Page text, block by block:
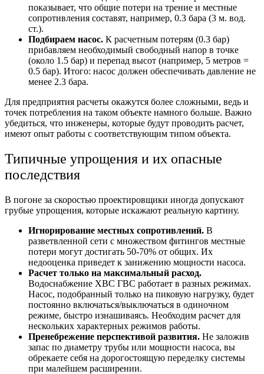
показывает, что общие потери на трение и местные
сопротивления составят, например, 0.3 бара (3 м. вод.
ст.).
Подбираем насос. К расчетным потерям (0.3 бар)
прибавляем необходимый свободный напор в точке
(около 1.5 бар) и перепад высот (например, 5 метров =
0.5 бар). Итого: насос должен обеспечивать давление не
менее 2.3 бара.
Для предприятия расчеты окажутся более сложными, ведь и
точек потребления на таком объекте намного больше. Важно
убедиться, что инженеры, которые будут проводить расчет,
имеют опыт работы с соответствующим типом объекта.
Типичные упрощения и их опасные
последствия
В погоне за скоростью проектировщики иногда допускают
грубые упрощения, которые искажают реальную картину.
Игнорирование местных сопротивлений. В
разветвленной сети с множеством фитингов местные
потери могут достигать 50-70% от общих. Их
недооценка приведет к занижению мощности насоса.
Расчет только на максимальный расход.
Водоснабжение ХВС ГВС работает в разных режимах.
Насос, подобранный только на пиковую нагрузку, будет
постоянно включаться/выключаться в одиночном
режиме, быстро изнашиваясь. Необходим расчет для
нескольких характерных режимов работы.
Пренебрежение перспективой развития. Не заложив
запас по диаметру трубы или мощности насоса, вы
обрекаете себя на дорогостоящую переделку системы
при малейшем расширении.